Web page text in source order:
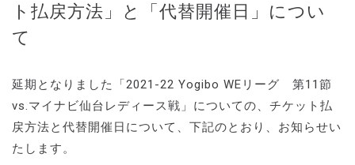
ト払戻方法」と「代替開催日」につい
て
延期となりました「2021-22 Yogibo WEリーグ 第11節
vs.マイナビ仙台レディース戦」についての、チケット払
戻方法と代替開催日について、下記のとおり、お知らせい
たします。